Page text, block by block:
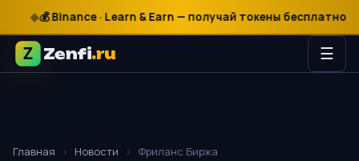
₽
$
€
💰 Binance · Learn & Earn — получай токены бесплатно
Zenfi.ru ☰
Главная › Новости › Фриланс Биржа